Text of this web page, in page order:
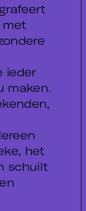
met
ieder
maken.
het
schuilt